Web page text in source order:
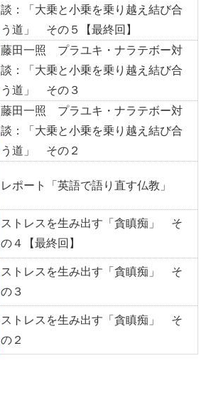
談：「大乗と小乗を乗り越え結び合
う道」 その５【最終回】
藤田一照 プラユキ・ナラテボー対
談：「大乗と小乗を乗り越え結び合
う道」 その３
藤田一照 プラユキ・ナラテボー対
談：「大乗と小乗を乗り越え結び合
う道」 その２
レポート「英語で語り直す仏教」
ストレスを生み出す「貪瞋痴」 そ
の４【最終回】
ストレスを生み出す「貪瞋痴」 そ
の３
ストレスを生み出す「貪瞋痴」 そ
の２